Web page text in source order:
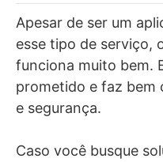
Apesar de ser um
esse tipo de serviço,
funciona muito bem.
prometido e faz bem
e segurança.
Caso você busque